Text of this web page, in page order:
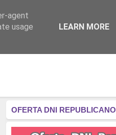
RÉGIMEN - MONARQUÍA
OFERTA DNI REPUBLICANO
agent
usage
LEARN MORE